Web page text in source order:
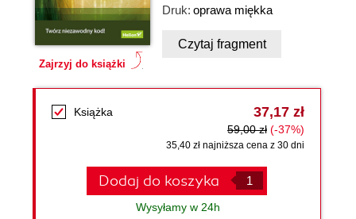
Zajrzyj do książki
Druk: oprawa miękka
Czytaj fragment
Książka 37,17 zł
59,00 zł (-37%)
35,40 zł najniższa cena z 30 dni
Dodaj do koszyka
Wysyłamy w 24h